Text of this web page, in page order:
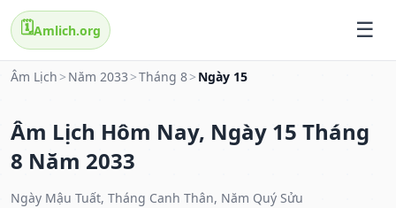
🗓️Amlich.org
Âm Lịch > Năm 2033 >Tháng 8> Ngày 15
Âm Lịch Hôm Nay, Ngày 15 Tháng
8 Năm 2033
Ngày Mậu Tuất, Tháng Canh Thân, Năm Quý Sửu